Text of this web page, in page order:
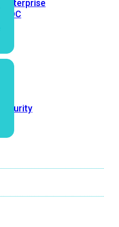
Enterprise
SOC
Security